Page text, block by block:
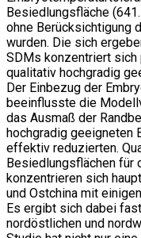
Besiedlungsfläche
ohne Berücksichtigung
wurden. Die sich
SDMs konzentriert sich
qualitativ hochgradig
Der Einbezug der
beeinflusste die
das Ausmaß der
hochgradig geeigneten
effektiv reduzierten.
Besiedlungsflächen für
konzentrieren sich
und Ostchina mit
Es ergibt sich dabei
nordöstlichen und